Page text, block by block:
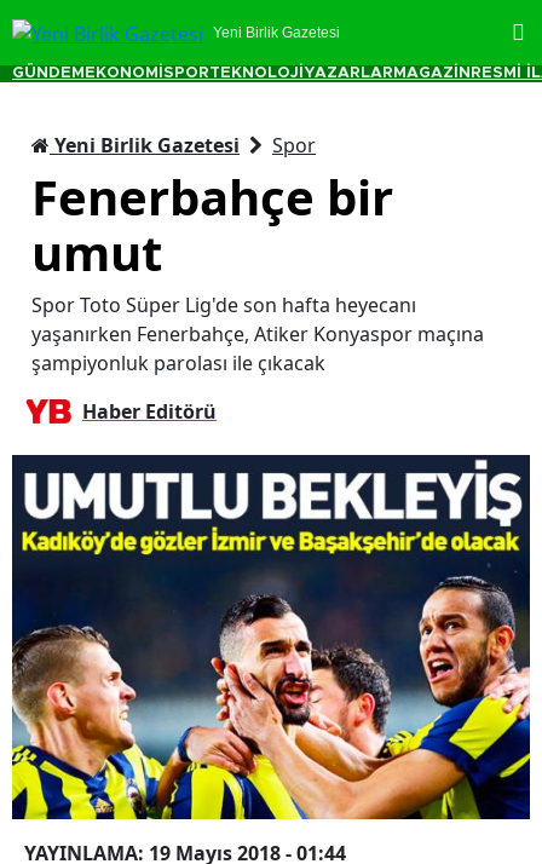
Yeni Birlik Gazetesi
GÜNDEM EKONOMİ SPORTEKNOLOJİ YAZARLAR MAGAZİN RESMİ
Yeni Birlik Gazetesi Spor
Fenerbahçe bir
umut
Spor Toto Süper Lig'de son hafta heyecanı
yaşanırken Fenerbahçe, Atiker Konyaspor maçına
şampiyonluk parolası ile çıkacak
Haber Editörü
YAYINLAMA: 19 Mayıs 2018 - 01:44